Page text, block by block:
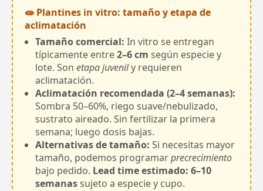
🧫 Plantines in vitro: tamaño y etapa de
aclimatación
Tamaño comercial: In vitro se entregan
típicamente entre2–6 cm según especie y
lote. Son etapa juvenily requieren
aclimatación.
Aclimatación recomendada (2–4 semanas):
Sombra 50–60%, riego suave/nebulizado,
sustrato aireado. Sin fertilizar la primera
semana; luego dosis bajas.
Alternativas de tamaño: Si necesitas mayor
tamaño, podemos programarprecrecimiento
bajo pedido. Lead time estimado: 6–10
semanassujeto a especie y cupo.